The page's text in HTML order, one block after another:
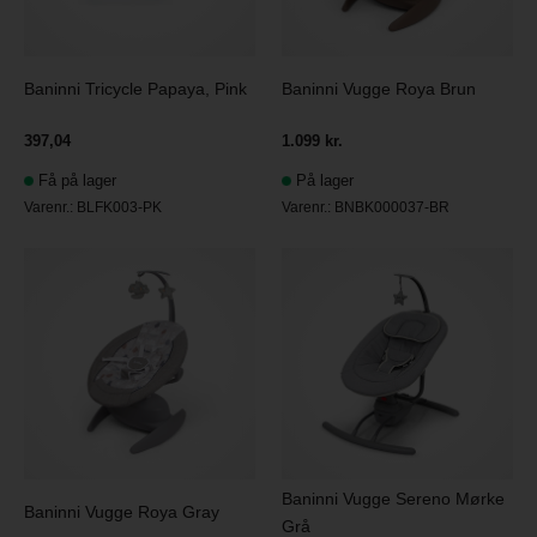
Baninni Tricycle Papaya, Pink
397,04
Få på lager
Varenr.: BLFK003-PK
Baninni Vugge Roya Brun
1.099 kr.
På lager
Varenr.: BNBK000037-BR
Baninni Vugge Roya Gray
Baninni Vugge Sereno Mørke
Grå